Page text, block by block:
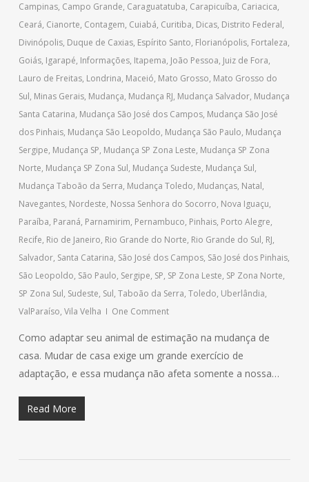
Campinas, Campo Grande, Caraguatatuba, Carapicuíba, Cariacica,
Ceará, Cianorte, Contagem, Cuiabá, Curitiba, Dicas, Distrito Federal,
Divinópolis, Duque de Caxias, Espírito Santo, Florianópolis, Fortaleza,
Goiás, Igarapé, Informações, Itapema, João Pessoa, Juiz de Fora,
Lauro de Freitas, Londrina, Maceió, Mato Grosso, Mato Grosso do
Sul, Minas Gerais, Mudança, Mudança RJ, Mudança Salvador, Mudança
Santa Catarina, Mudança São José dos Campos, Mudança São José
dos Pinhais, Mudança São Leopoldo, Mudança São Paulo, Mudança
Sergipe, Mudança SP, Mudança SP Zona Leste, Mudança SP Zona
Norte, Mudança SP Zona Sul, Mudança Sudeste, Mudança Sul,
Mudança Taboão da Serra, Mudança Toledo, Mudanças, Natal,
Navegantes, Nordeste, Nossa Senhora do Socorro, Nova Iguaçu,
Paraíba, Paraná, Parnamirim, Pernambuco, Pinhais, Porto Alegre,
Recife, Rio de Janeiro, Rio Grande do Norte, Rio Grande do Sul, RJ,
Salvador, Santa Catarina, São José dos Campos, São José dos Pinhais,
São Leopoldo, São Paulo, Sergipe, SP, SP Zona Leste, SP Zona Norte,
SP Zona Sul, Sudeste, Sul, Taboão da Serra, Toledo, Uberlândia,
ValParaíso, Vila Velha One Comment
Como adaptar seu animal de estimação na mudança de
casa. Mudar de casa exige um grande exercício de
adaptação, e essa mudança não afeta somente a nossa…
Read More